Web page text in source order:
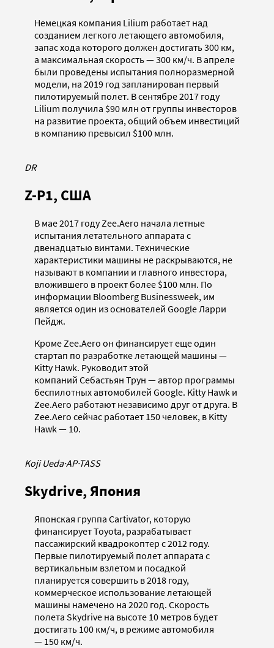
Немецкая компания Lilium работает над
созданием легкого летающего автомобиля,
запас хода которого должен достигать 300 км,
а максимальная скорость — 300 км/ч. В апреле
были проведены испытания полноразмерной
модели, на 2019 год запланирован первый
пилотируемый полет. В сентябре 2017 году
Lilium получила $90 млн от группы инвесторов
на развитие проекта, общий объем инвестиций
в компанию превысил $100 млн.
DR
Z-P1, США
В мае 2017 году Zee.Aero начала летные
испытания летательного аппарата с
двенадцатью винтами. Технические
характеристики машины не раскрываются, не
называют в компании и главного инвестора,
вложившего в проект более $100 млн. По
информации Bloomberg Businessweek, им
является один из основателей Google Ларри
Пейдж.
Кроме Zee.Aero он финансирует еще один
стартап по разработке летающей машины —
Kitty Hawk. Руководит этой
компаний Себастьян Трун — автор программы
беспилотных автомобилей Google. Kitty Hawk и
Zee.Aero работают независимо друг от друга. В
Zee.Aero сейчас работает 150 человек, в Kitty
Hawk — 10.
Koji Ueda·AP·TASS
Skydrive, Япония
Японская группа Cartivator, которую
финансирует Toyota, разрабатывает
пассажирский квадрокоптер с 2012 году.
Первые пилотируемый полет аппарата с
вертикальным взлетом и посадкой
планируется совершить в 2018 году,
коммерческое использование летающей
машины намечено на 2020 год. Скорость
полета Skydrive на высоте 10 метров будет
достигать 100 км/ч, в режиме автомобиля
— 150 км/ч.